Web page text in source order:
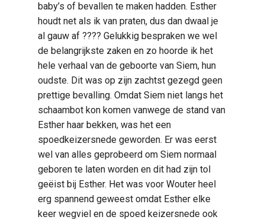
baby’s of bevallen te maken hadden. Esther
houdt net als ik van praten, dus dan dwaal je
al gauw af ???? Gelukkig bespraken we wel
de belangrijkste zaken en zo hoorde ik het
hele verhaal van de geboorte van Siem, hun
oudste. Dit was op zijn zachtst gezegd geen
prettige bevalling. Omdat Siem niet langs het
schaambot kon komen vanwege de stand van
Esther haar bekken, was het een
spoedkeizersnede geworden. Er was eerst
wel van alles geprobeerd om Siem normaal
geboren te laten worden en dit had zijn tol
geëist bij Esther. Het was voor Wouter heel
erg spannend geweest omdat Esther elke
keer wegviel en de spoed keizersnede ook